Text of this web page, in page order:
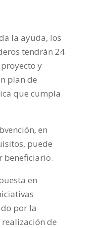
la ayuda, los
tendrán 24
y
plan de
que cumpla
en
puede
beneficiario.
en
por la
de